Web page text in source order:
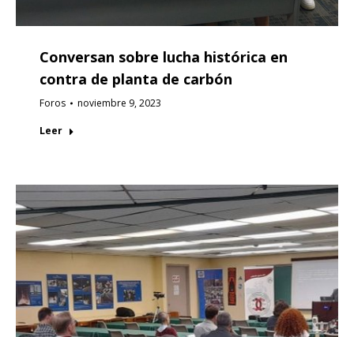
Conversan sobre lucha histórica en
contra de planta de carbón
Foros noviembre 9, 2023
Leer